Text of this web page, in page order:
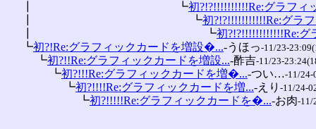
┃ 　 　 　 　 　 　 　 　 　 　 ┗初?!?!!!!!!!!!!Re:グラフィ
┃ 　 　 　 　 　 　 　 　 　 　 　 ┗初?!?!!!!!!!!!!!Re:グラ
┃ 　 　 　 　 　 　 　 　 　 　 　 　 ┗初?!?!!!!!!!!!!!!Re:グ
┗初?!Re:グラフィックカードを増設�...-うほっ-11/23-
┗初?!!Re:グラフィックカードを増設...-酢吉-11/23-
┗初?!!!Re:グラフィックカードを増�...-つい…-11/24-
┗初?!!!!Re:グラフィックカードを増...-えり -11/24-
┗初?!!!!!Re:グラフィックカードを�...-お肉-11/